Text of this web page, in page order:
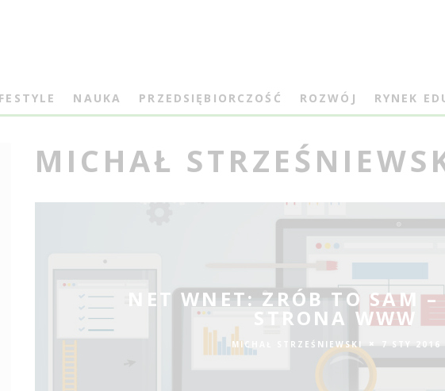
NAUKA PRZEDSIĘBIORCZOŚĆ ROZWÓJ RYNEK
MICHAŁ
NET WNET: ZRÓB TO SAM
STRONA WWW
MICHAŁ STRZEŚNIEWSKI 7 STY 2016